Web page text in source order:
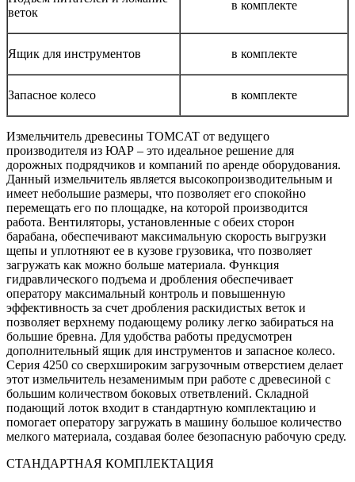
веток
в комплекте
Ящик для инструментов в комплекте
Запасное колесо в комплекте
Измельчитель древесины TOMCAT от ведущего
производителя из ЮАР – это идеальное решение для
дорожных подрядчиков и компаний по аренде оборудования.
Данный измельчитель является высокопроизводительным и
имеет небольшие размеры, что позволяет его спокойно
перемещать его по площадке, на которой производится
работа. Вентиляторы, установленные с обеих сторон
барабана, обеспечивают максимальную скорость выгрузки
щепы и уплотняют ее в кузове грузовика, что позволяет
загружать как можно больше материала. Функция
гидравлического подъема и дробления обеспечивает
оператору максимальный контроль и повышенную
эффективность за счет дробления раскидистых веток и
позволяет верхнему подающему ролику легко забираться на
большие бревна. Для удобства работы предусмотрен
дополнительный ящик для инструментов и запасное колесо.
Серия 4250 со сверхшироким загрузочным отверстием делает
этот измельчитель незаменимым при работе с древесиной с
большим количеством боковых ответвлений. Складной
подающий лоток входит в стандартную комплектацию и
помогает оператору загружать в машину большое количество
мелкого материала, создавая более безопасную рабочую среду.
СТАНДАРТНАЯ КОМПЛЕКТАЦИЯ